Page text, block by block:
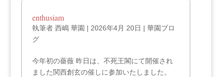
enthusiam
執筆者 西嶋 華園 | 2026年4月 20日 | 華園ブロ
グ
今年初の薔薇 昨日は、不死王閣にて開催され
ました関西創玄の催しに参加いたしました。